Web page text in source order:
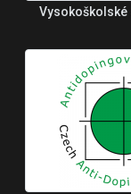
Vysokoškolské